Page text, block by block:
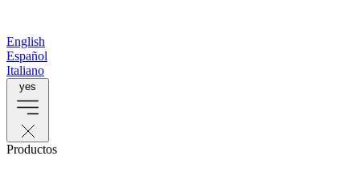
English
Español
Italiano
yes
Productos